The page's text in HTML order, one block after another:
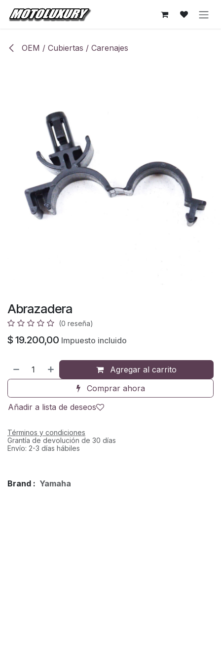
Ir al contenido
OEM / Cubiertas / Carenajes
Abrazadera
(0 reseña)
$ 19.200,00 Impuesto incluido
Agregar al carrito
Comprar ahora
Añadir a lista de deseos
Términos y condiciones
Grantía de devolución de 30 días
Envío: 2-3 días hábiles
Brand : Yamaha